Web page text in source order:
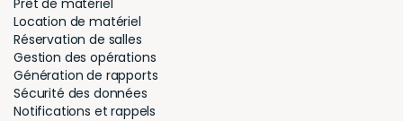
Location de matériel
Réservation de salles
Gestion des opérations
Génération de rapports
Sécurité des données
Notifications et rappels